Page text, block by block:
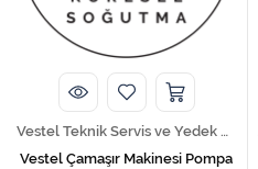
Vestel Teknik Servis ve Yedek Parça Hizmetleri
Vestel Çamaşır Makinesi Pompa